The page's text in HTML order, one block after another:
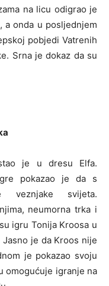
na licu odigrao je
a onda u posljednjem
pobjedi Vatrenih
Srna je dokaz da su
je u dresu Elfa.
pokazao je da s
veznjake svijeta.
neumorna trka i
igru Tonija Kroosa u
je da Kroos nije
je pokazao svoju
omogućuje igranje na